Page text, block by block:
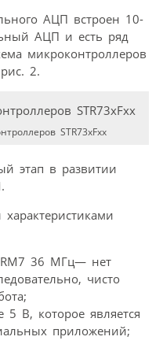
АЦП встроен 10-
АЦП и есть ряд
микроконтроллеров
2.
STR73xFxx
этап в развитии
36 МГц— нет
чисто
5 В, которое является
приложений;